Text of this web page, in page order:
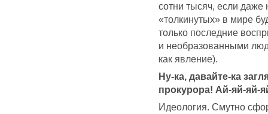
сотни тысяч, если
«толкинутых» в мире
только последние
и необразованными
как явление).
Ну-ка, давайте-ка
прокурора! Ай-яй-яй-
Идеология. Смутно